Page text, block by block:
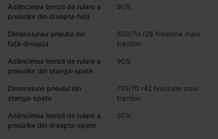
Adâncimea benzii de rulare a
pneurilor din dreapta-față
90%
Dimensiunea pneului din
față-dreapta
600/70 r28 firestone maxi
traction
Adâncimea benzii de rulare a
pneurilor din stanga-spate
90%
Dimensiune pneului din
stanga-spate
710/70 r42 firestone maxi
traction
Adâncimea benzii de rulare a
pneurilor din dreapta-spate
90%